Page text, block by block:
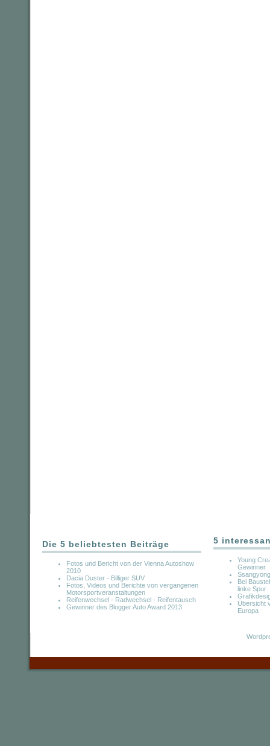
Die 5 beliebtesten Beiträge
Fotos und Bericht von der Vienna Autoshow
2010
Dacia Duster - Billiger SUV
Fotos, Videos und Berichte von vergangenen
Motorsportveranstaltungen
Reifenwechsel - Radwechsel - Reifentausch
Gewinner des Blogger Auto Award 2013
5
Young
Gewinner
Bei
linke Spur
Übersicht
Europa